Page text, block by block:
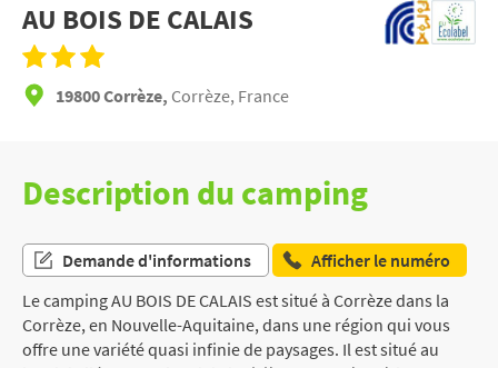
AU BOIS DE CALAIS
19800 Corrèze, Corrèze, France
Description du camping
Demande d'informations
Afficher le numéro
Le camping AU BOIS DE CALAIS est situé à Corrèze dans la
Corrèze, en Nouvelle-Aquitaine, dans une région qui vous
offre une variété quasi infinie de paysages. Il est situé au